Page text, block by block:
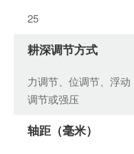
25
耕深调节方式
力调节、位调节、浮动
调节或强压
轴距（毫米）